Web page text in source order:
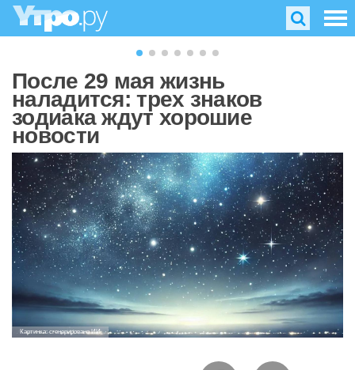
После 29 мая жизнь
наладится: трех знаков
зодиака ждут хорошие
новости
Картинка: сгенерировано ИИ